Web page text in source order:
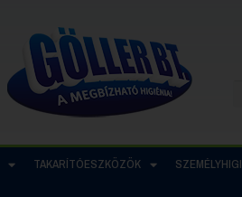
TAKARÍTÓESZKÖZÖK